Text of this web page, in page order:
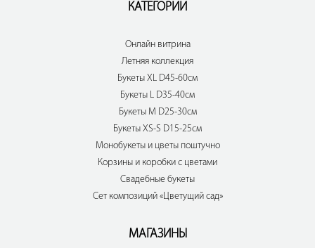
КАТЕГОРИИ
Онлайн витрина
Летняя коллекция
Букеты XL D45-60см
Букеты L D35-40см
Букеты M D25-30см
Букеты XS-S D15-25см
Монобукеты и цветы поштучно
Корзины и коробки с цветами
Свадебные букеты
Сет композиций «Цветущий сад»
МАГАЗИНЫ